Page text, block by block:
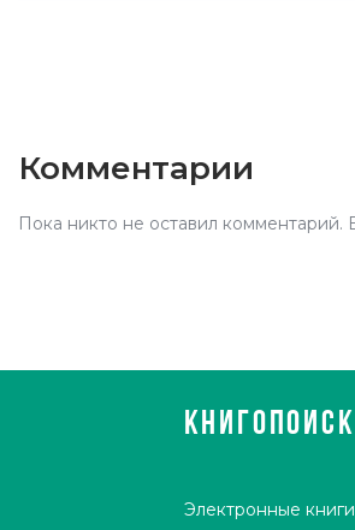
Комментарии
Пока никто не оставил комментарий.
КНИГОПОИСК
Электронные книги